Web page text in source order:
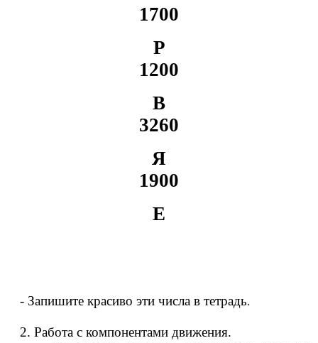
1700
Р
1200
В
3260
Я
1900
Е
- Запишите красиво эти числа в тетрадь.
2. Работа с компонентами движения.